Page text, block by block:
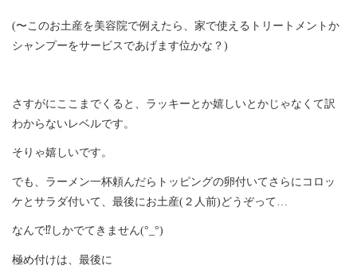
(〜このお土産を美容院で例えたら、家で使えるトリートメントか
シャンプーをサービスであげます位かな？)
さすがにここまでくると、ラッキーとか嬉しいとかじゃなくて訳
わからないレベルです。
そりゃ嬉しいです。
でも、ラーメン一杯頼んだらトッピングの卵付いてさらにコロッ
ケとサラダ付いて、最後にお土産(２人前)どうぞって…
なんで⁉︎しかでてきません(°_°)
極め付けは、最後に